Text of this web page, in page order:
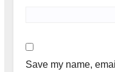
Save my name,